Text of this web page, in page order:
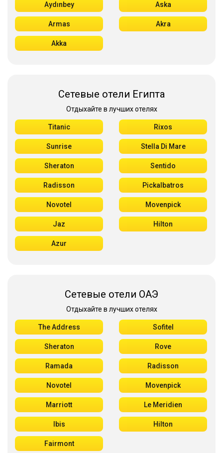
Aydınbey Aska
Armas Akra
Akka
Сетевые отели Египта
Отдыхайте в лучших отелях
Titanic Rixos
Sunrise Stella Di Mare
Sheraton Sentido
Radisson Pickalbatros
Novotel Movenpick
Jaz Hilton
Azur
Сетевые отели ОАЭ
Отдыхайте в лучших отелях
The Address Sofitel
Sheraton Rove
Ramada Radisson
Novotel Movenpick
Marriott Le Meridien
Ibis Hilton
Fairmont